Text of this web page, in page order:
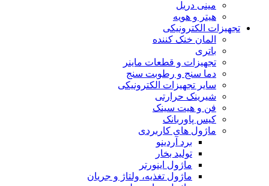
مینی دریل
هیتر و هویه
تجهیزات الکترونیکی
المان خنک کننده
باتری
تجهیزات و قطعات ماینر
دما سنج و رطوبت سنج
سایر تجهیزات الکترونیکی
شیرینک حرارتی
فن و هیت سینک
کیس پاوربانک
ماژول های کاربردی
برد آردینو
تولید بخار
ماژول اینورتر
ماژول تغذیه، ولتاژ و جریان